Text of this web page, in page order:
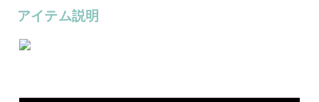
アイテム説明